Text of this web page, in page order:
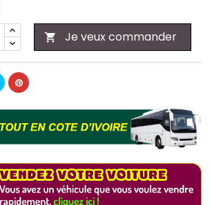
 Je veux commander